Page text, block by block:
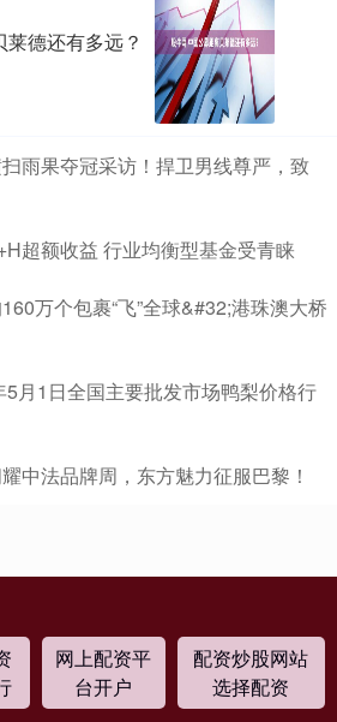
德还有多远？
雨果夺冠采访！捍卫男线尊严，致
超额收益 行业均衡型基金受青睐
万个包裹“飞”全球&#32;港珠澳大桥
月1日全国主要批发市场鸭梨价格行
中法品牌周，东方魅力征服巴黎！
网上配资平
台开户
配资炒股网站
选择配资